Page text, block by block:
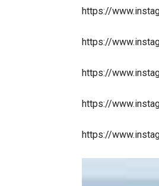
https://
https://
https://
https://
https://